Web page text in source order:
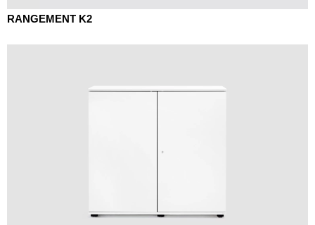
RANGEMENT K2